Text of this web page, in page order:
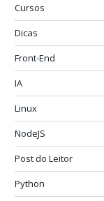
Cursos
Dicas
Front-End
IA
Linux
NodeJS
Post do Leitor
Python